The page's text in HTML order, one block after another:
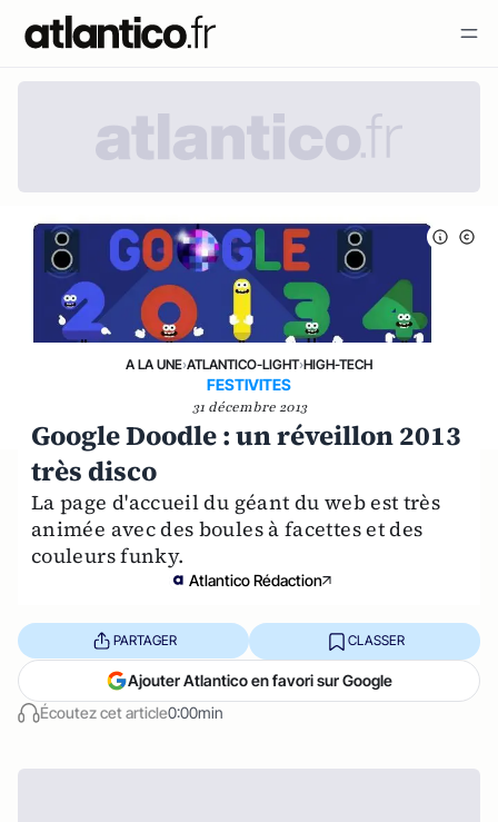
A LA UNE›ATLANTICO-LIGHT›HIGH-TECH
FESTIVITES
31 décembre 2013
Google Doodle : un réveillon 2013
très disco
La page d'accueil du géant du web est très
animée avec des boules à facettes et des
couleurs funky.
Atlantico Rédaction
Écoutez cet article0:00min
PARTAGER CLASSER
Ajouter Atlantico en favori sur Google